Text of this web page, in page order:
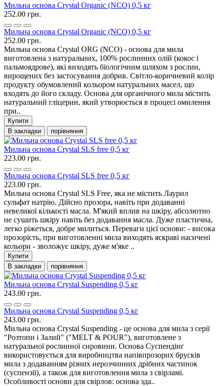
Мильна основа Crystal Organic (NCO) 0,5 кг
252.00 грн.
Мильна основа Crystal Organic (NCO) 0,5 кг
252.00 грн.
Мильна основа Crystal ORG (NCO) - основа для мила
виготовлена ​​з натуральних, 100% рослинних олій (кокос і
пальмоядрове), які виходять біологічним шляхом з рослин,
вирощених без застосування добрив. Світло-коричневий колір
продукту обумовлений кольором натуральних масел, що
входять до його складу. Основа для органічного мила містить
натуральний гліцерин, який утворюється в процесі омилення
при..
Купити
В закладки
порівняння
Мильна основа Crystal SLS free 0,5 кг
223.00 грн.
Мильна основа Crystal SLS free 0,5 кг
223.00 грн.
Мильна основа Crystal SLS Free, яка не містить Лаурил
сульфат натрію. Дійсно прозора, навіть при додаванні
невеликої кількості масла. М'який вплив на шкіру, абсолютно
не сушить шкіру навіть без додавання масла. Дуже пластична,
легко ріжеться, добре милиться. Переваги цієї основи: - висока
прозорість, при виготовленні мила виходять яскраві насичені
кольори - зволожує шкіру, дуже м'яке ..
Купити
В закладки
порівняння
Мильна основа Crystal Suspending 0,5 кг
243.00 грн.
Мильна основа Crystal Suspending 0,5 кг
243.00 грн.
Мильна основа Crystal Suspending - це основа для мила з серії
"Розтопи і Залий" ("MELT & POUR"), виготовлене з
натуральної рослинної сировини. Основа Суспендінг
використовується для виробництва напівпрозорих брусків
мила з додаванням різних нерозчинних дрібних частинок
(суспензії), а також для виготовлення мила з свірламі.
Особливості основи для свірлов: основа зда..